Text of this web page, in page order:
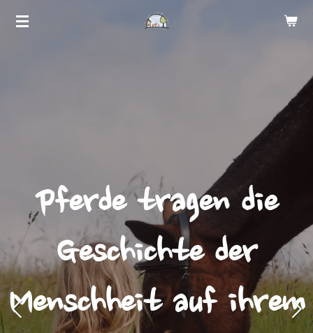
Zum
Pferde tragen die
Geschichte der
Menschheit auf ihrem